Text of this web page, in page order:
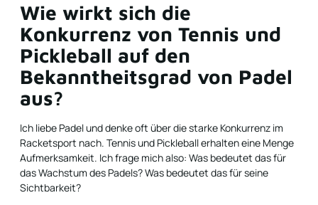
Wie wirkt sich die
Konkurrenz von Tennis und
Pickleball auf den
Bekanntheitsgrad von Padel
aus?
Ich liebe Padel und denke oft über die starke Konkurrenz im
Racketsport nach. Tennis und Pickleball erhalten eine Menge
Aufmerksamkeit. Ich frage mich also: Was bedeutet das für
das Wachstum des Padels? Was bedeutet das für seine
Sichtbarkeit?